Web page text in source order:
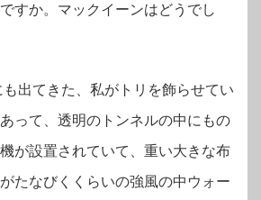
すか。マックイーンはどうでし
も出てきた、私がトリを飾らせてい
って、透明のトンネルの中にもの
が設置されていて、重い大きな布
たなびくくらいの強風の中ウォー